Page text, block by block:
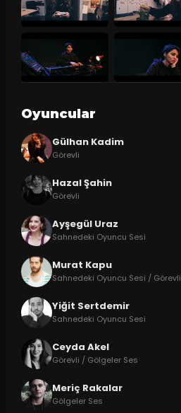
Oyuncular
Gülhan Kadim
Görevli
Hazal Şahin
Görevli
Ayşegül Uraz
Sahnedeki Oyuncu Sesi
Murat Kapu
Sahnedeki Oyuncu Sesi / Görevli
Yiğit Sertdemir
Sahnedeki Oyuncu Sesi
Ceyda Akel
Görevli / Gölgeler Ses
Meriç Rakalar
Gölgeler Ses